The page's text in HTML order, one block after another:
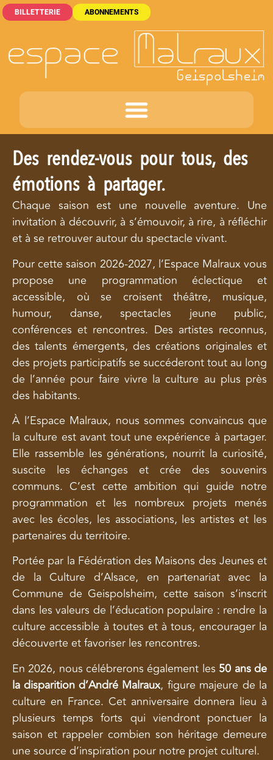
BILLETTERIE ABONNEMENTS
Des rendez-vous pour tous, des
émotions à partager.
Chaque saison est une nouvelle aventure. Une
invitation à découvrir, à s’émouvoir, à rire, à réfléchir
et à se retrouver autour du spectacle vivant.
Pour cette saison 2026-2027, l’Espace Malraux vous
propose une programmation éclectique et
accessible, où se croisent théâtre, musique,
humour, danse, spectacles jeune public,
conférences et rencontres. Des artistes reconnus,
des talents émergents, des créations originales et
des projets participatifs se succéderont tout au long
de l’année pour faire vivre la culture au plus près
des habitants.
À l’Espace Malraux, nous sommes convaincus que
la culture est avant tout une expérience à partager.
Elle rassemble les générations, nourrit la curiosité,
suscite les échanges et crée des souvenirs
communs. C’est cette ambition qui guide notre
programmation et les nombreux projets menés
avec les écoles, les associations, les artistes et les
partenaires du territoire.
Portée par la Fédération des Maisons des Jeunes et
de la Culture d’Alsace, en partenariat avec la
Commune de Geispolsheim, cette saison s’inscrit
dans les valeurs de l’éducation populaire : rendre la
culture accessible à toutes et à tous, encourager la
découverte et favoriser les rencontres.
En 2026, nous célébrerons également les 50 ans de
la disparition d’André Malraux, figure majeure de la
culture en France. Cet anniversaire donnera lieu à
plusieurs temps forts qui viendront ponctuer la
saison et rappeler combien son héritage demeure
une source d’inspiration pour notre projet culturel.